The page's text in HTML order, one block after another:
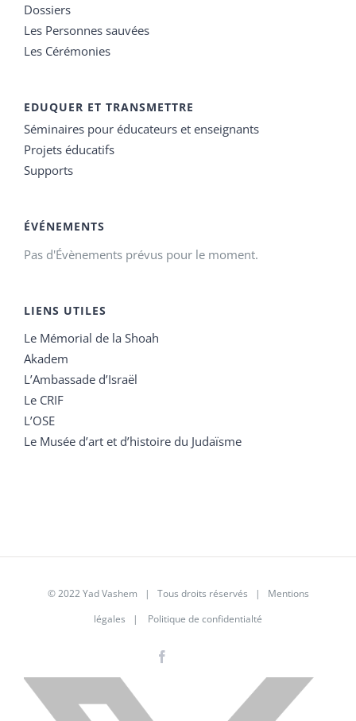
Dossiers
Les Personnes sauvées
Les Cérémonies
EDUQUER ET TRANSMETTRE
Séminaires pour éducateurs et enseignants
Projets éducatifs
Supports
ÉVÉNEMENTS
Pas d'Évènements prévus pour le moment.
LIENS UTILES
Le Mémorial de la Shoah
Akadem
L’Ambassade d’Israël
Le CRIF
L’OSE
Le Musée d’art et d’histoire du Judaïsme
© 2022 Yad Vashem | Tous droits réservés | Mentions
légales | Politique de confidentialté
X